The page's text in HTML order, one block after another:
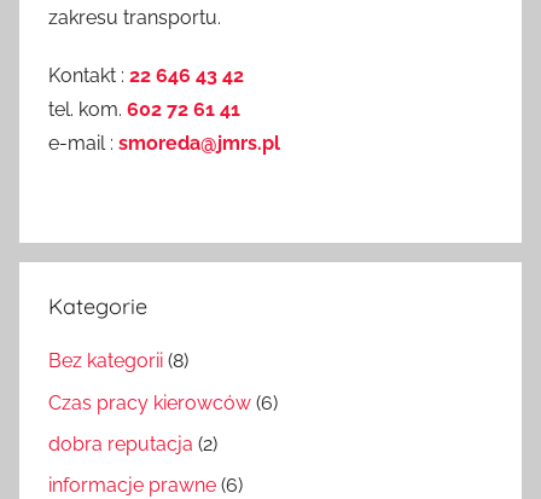
zakresu transportu.
Kontakt : 22 646 43 42
tel. kom. 602 72 61 41
e-mail : smoreda@jmrs.pl
Kategorie
Bez kategorii (8)
Czas pracy kierowców (6)
dobra reputacja (2)
informacje prawne (6)